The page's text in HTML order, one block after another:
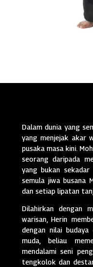
Dalam dunia yang
yang menjejak akar
pusaka masa kini.
seorang daripada
yang bukan sekadar
semula jiwa busana
dan setiap lipatan
Dilahirkan dengan
warisan, Herin
dengan nilai
muda, beliau
mendalami seni
tengkolok dan